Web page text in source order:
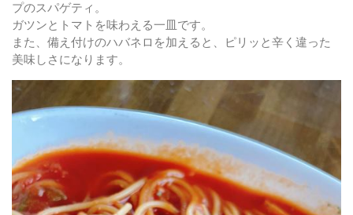
プのスパゲティ。
ガツンとトマトを味わえる一皿です。
また、備え付けのハバネロを加えると、ピリッと辛く違った
美味しさになります。